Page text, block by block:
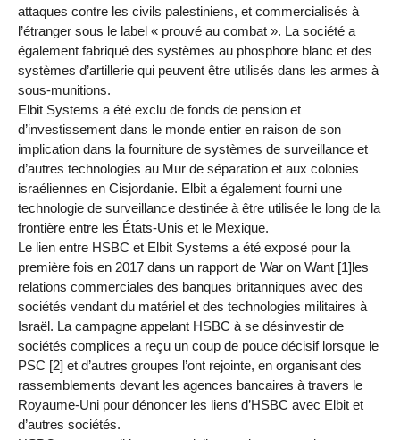
attaques contre les civils palestiniens, et commercialisés à
l’étranger sous le label « prouvé au combat ». La société a
également fabriqué des systèmes au phosphore blanc et des
systèmes d’artillerie qui peuvent être utilisés dans les armes à
sous-munitions.
Elbit Systems a été exclu de fonds de pension et
d’investissement dans le monde entier en raison de son
implication dans la fourniture de systèmes de surveillance et
d’autres technologies au Mur de séparation et aux colonies
israéliennes en Cisjordanie. Elbit a également fourni une
technologie de surveillance destinée à être utilisée le long de la
frontière entre les États-Unis et le Mexique.
Le lien entre HSBC et Elbit Systems a été exposé pour la
première fois en 2017 dans un rapport de War on Want [1]les
relations commerciales des banques britanniques avec des
sociétés vendant du matériel et des technologies militaires à
Israël. La campagne appelant HSBC à se désinvestir de
sociétés complices a reçu un coup de pouce décisif lorsque le
PSC [2] et d’autres groupes l’ont rejointe, en organisant des
rassemblements devant les agences bancaires à travers le
Royaume-Uni pour dénoncer les liens d’HSBC avec Elbit et
d’autres sociétés.